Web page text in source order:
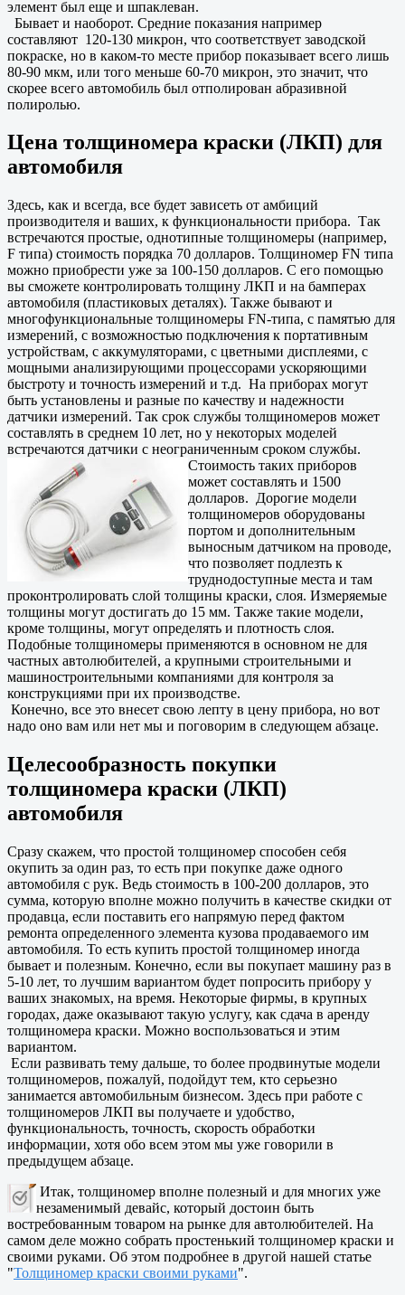
элемент был еще и шпаклеван.
Бывает и наоборот. Средние показания например
составляют 120-130 микрон, что соответствует заводской
покраске, но в каком-то месте прибор показывает всего лишь
80-90 мкм, или того меньше 60-70 микрон, это значит, что
скорее всего автомобиль был отполирован абразивной
полиролью.
Цена толщиномера краски (ЛКП) для
автомобиля
Здесь, как и всегда, все будет зависеть от амбиций
производителя и ваших, к функциональности прибора. Так
встречаются простые, однотипные толщиномеры (например,
F типа) стоимость порядка 70 долларов. Толщиномер FN типа
можно приобрести уже за 100-150 долларов. С его помощью
вы сможете контролировать толщину ЛКП и на бамперах
автомобиля (пластиковых деталях). Также бывают и
многофункциональные толщиномеры FN-типа, с памятью для
измерений, с возможностью подключения к портативным
устройствам, с аккумуляторами, с цветными дисплеями, с
мощными анализирующими процессорами ускоряющими
быстроту и точность измерений и т.д. На приборах могут
быть установлены и разные по качеству и надежности
датчики измерений. Так срок службы толщиномеров может
составлять в среднем 10 лет, но у некоторых моделей
встречаются датчики с неограниченным сроком службы.
Стоимость таких приборов
может составлять и 1500
долларов. Дорогие модели
толщиномеров оборудованы
портом и дополнительным
выносным датчиком на проводе,
что позволяет подлезть к
труднодоступные места и там
проконтролировать слой толщины краски, слоя. Измеряемые
толщины могут достигать до 15 мм. Также такие модели,
кроме толщины, могут определять и плотность слоя.
Подобные толщиномеры применяются в основном не для
частных автолюбителей, а крупными строительными и
машиностроительными компаниями для контроля за
конструкциями при их производстве.
Конечно, все это внесет свою лепту в цену прибора, но вот
надо оно вам или нет мы и поговорим в следующем абзаце.
Целесообразность покупки
толщиномера краски (ЛКП)
автомобиля
Сразу скажем, что простой толщиномер способен себя
окупить за один раз, то есть при покупке даже одного
автомобиля с рук. Ведь стоимость в 100-200 долларов, это
сумма, которую вполне можно получить в качестве скидки от
продавца, если поставить его напрямую перед фактом
ремонта определенного элемента кузова продаваемого им
автомобиля. То есть купить простой толщиномер иногда
бывает и полезным. Конечно, если вы покупает машину раз в
5-10 лет, то лучшим вариантом будет попросить прибору у
ваших знакомых, на время. Некоторые фирмы, в крупных
городах, даже оказывают такую услугу, как сдача в аренду
толщиномера краски. Можно воспользоваться и этим
вариантом.
Если развивать тему дальше, то более продвинутые модели
толщиномеров, пожалуй, подойдут тем, кто серьезно
занимается автомобильным бизнесом. Здесь при работе с
толщиномеров ЛКП вы получаете и удобство,
функциональность, точность, скорость обработки
информации, хотя обо всем этом мы уже говорили в
предыдущем абзаце.
Итак, толщиномер вполне полезный и для многих уже
незаменимый девайс, который достоин быть
востребованным товаром на рынке для автолюбителей. На
самом деле можно собрать простенький толщиномер краски и
своими руками. Об этом подробнее в другой нашей статье
"Толщиномер краски своими руками".